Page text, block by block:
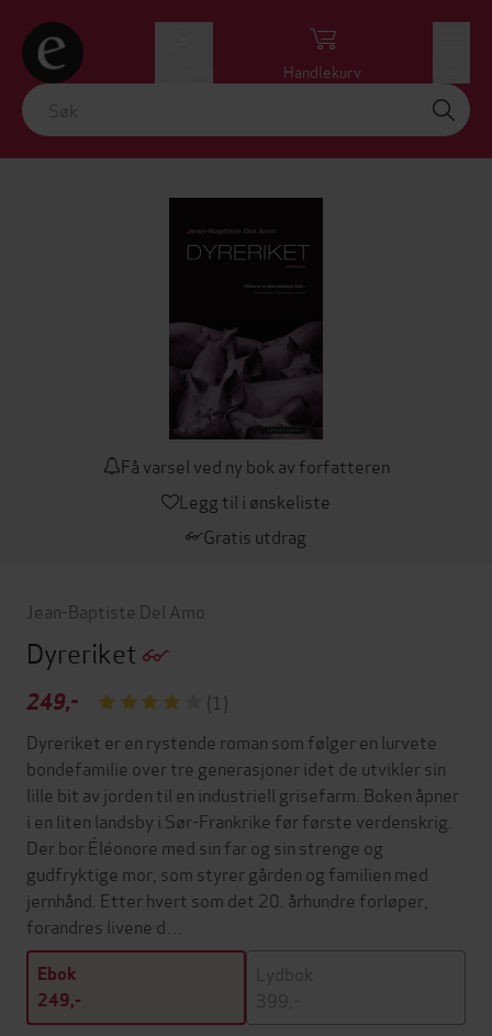
Handlekurv
Få varsel ved ny bok av forfatteren
Legg til i ønskeliste
Gratis utdrag
Jean-Baptiste Del Amo
Dyreriket
249,-
(1)
Dyreriket er en rystende roman som følger en lurvete
bondefamilie over tre generasjoner idet de utvikler sin
lille bit av jorden til en industriell grisefarm. Boken åpner
i en liten landsby i Sør-Frankrike før første verdenskrig.
Der bor Éléonore med sin far og sin strenge og
gudfryktige mor, som styrer gården og familien med
jernhånd. Etter hvert som det 20. århundre forløper,
forandres livene d…
Ebok
249,-
Lydbok
399,-